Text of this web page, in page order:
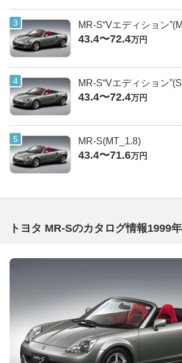
MR-S“Vエディション
43.4〜72.4万円
MR-S“Vエディション
43.4〜72.4万円
MR-S(MT_1.8)
43.4〜71.6万円
トヨタ MR-Sのカタログ情報1999